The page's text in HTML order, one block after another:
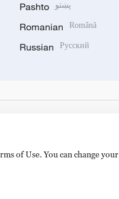
Pashto پښتو
Romanian Română
Russian Русский
of Use. You can change your